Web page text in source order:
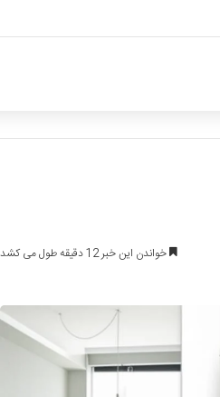
خواندن این خبر 12 دقیقه طول می کشد